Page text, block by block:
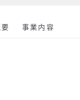
事業内容